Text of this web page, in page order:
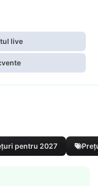
live
pentru 2027